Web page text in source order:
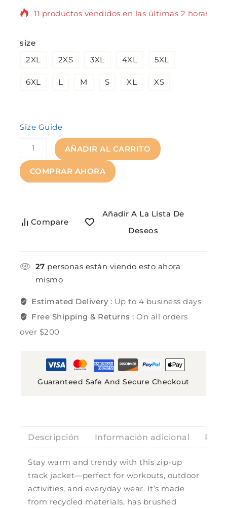
11 productos vendidos en las últimas 2 horas
tienen en su carrito.
size
2XL
2XS 3XL 4XL 5XL
6XL L M S XL XS
Size Guide
AÑADIR AL CARRITO
COMPRAR AHORA
Compare
Añadir A La Lista De
Deseos
27 personas están viendo esto ahora
mismo
Estimated Delivery : Up to 4 business days
Free Shipping & Returns :On all orders
over $200
Guaranteed Safe And Secure Checkout
Descripción Información adicional
Stay warm and trendy with this zip-up
track jacket—perfect for workouts, outdoor
activities, and everyday wear. It’s made
from recycled materials, has brushed